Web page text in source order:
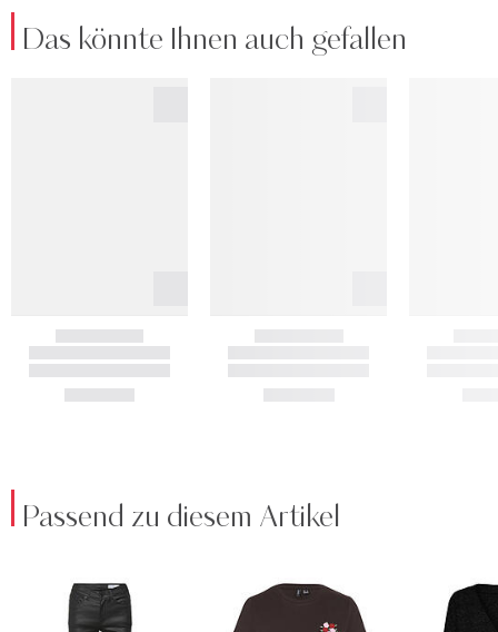
Das könnte Ihnen auch gefallen
Passend zu diesem Artikel